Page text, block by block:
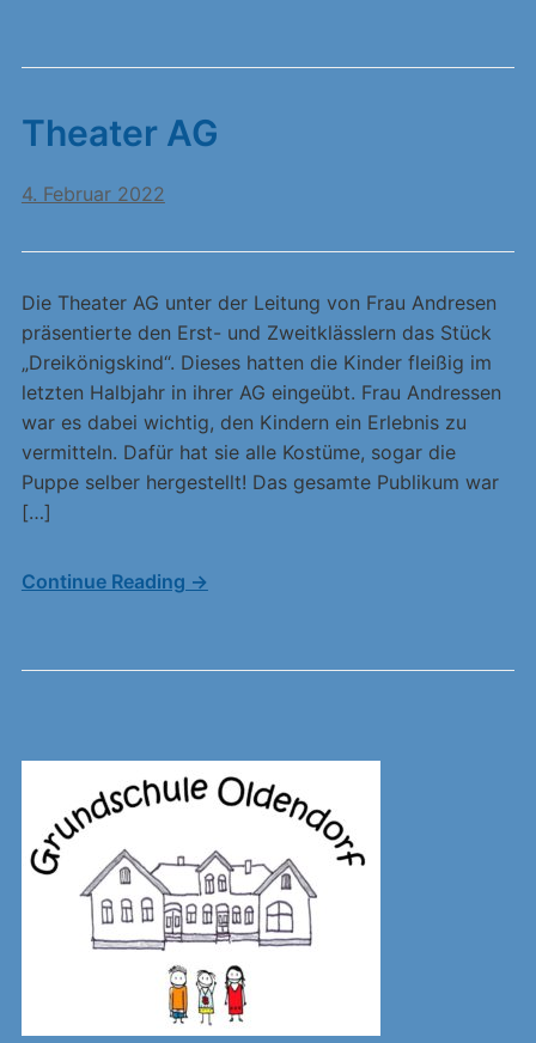
Theater AG
4. Februar 2022
Die Theater AG unter der Leitung von Frau Andresen
präsentierte den Erst- und Zweitklässlern das Stück
„Dreikönigskind“. Dieses hatten die Kinder fleißig im
letzten Halbjahr in ihrer AG eingeübt. Frau Andressen
war es dabei wichtig, den Kindern ein Erlebnis zu
vermitteln. Dafür hat sie alle Kostüme, sogar die
Puppe selber hergestellt! Das gesamte Publikum war
[…]
Continue Reading →